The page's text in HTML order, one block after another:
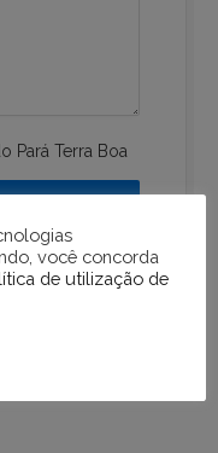
Pará Terra Boa
você concorda
de utilização de